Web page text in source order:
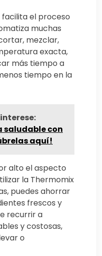
facilita el proceso
muchas
mezclar,
exacta,
más tiempo a
tiempo en la
saludable con
aquí!
alto el aspecto
la Thermomix
puedes ahorrar
frescos y
recurrir a
y costosas,
o